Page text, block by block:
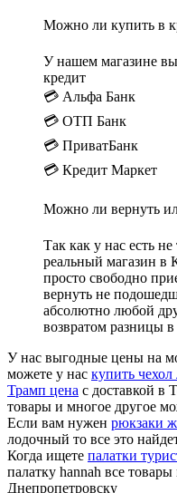
Можно ли купить в
У нашем магазине
кредит
💳 Альфа Банк
💳 ОТП
💳 ПриватБанк
💳 Кредит Маркет
Можно ли вернуть
Так как у нас есть
реальный магазин в
просто свободно
вернуть не
абсолютно любой
возвратом разницы
У нас выгодные цены на
можете у нас купить
Трамп цена с доставкой в
товары и многое другое
Если вам нужен рюкзаки
лодочный то все это
Когда ищете палатки
палатку hannah все
Днепропетровску